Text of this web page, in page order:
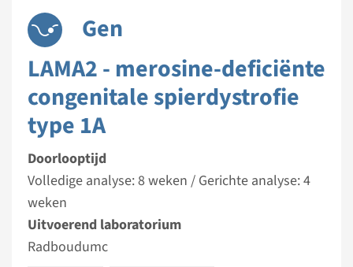
Gen
LAMA2 - merosine-deficiënte
congenitale spierdystrofie
type 1A
Doorlooptijd
Volledige analyse: 8 weken / Gerichte analyse: 4
weken
Uitvoerend laboratorium
Radboudumc